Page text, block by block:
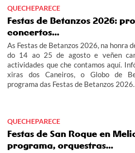
Daryl Dixon. E en Star Channel,
convertido en detective, RJ
documentais, non perdas Un día
QUECHEPARECE
Festas de Betanzos 2026:
concertos...
As Festas de Betanzos 2026, na honra
do 14 ao 25 de agosto e veñen
actividades que che contamos aquí.
xiras dos Caneiros, o Globo de
programa das Festas de Betanzos 2026.
QUECHEPARECE
Festas de San Roque en
programa, orquestras...